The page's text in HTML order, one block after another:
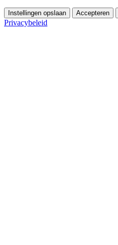
Instellingen opslaan Accepteren
Privacybeleid